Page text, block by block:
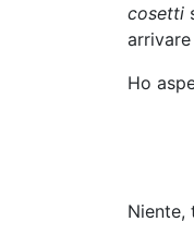
cosetti
Ho
Niente,